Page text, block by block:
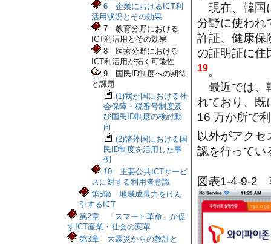
現在、韓国
分野に使われ
許証、健康保
の証明証に住
19。
最近では、
れており、既
16 万か所で
以外がアクセ
認を行ってい
図表1-4-9-2
6 企業におけるICT利
活用状況とその効果
7 教育分野における
ICT利活用とその効果
8 医療分野における
ICT利活用が拓く可能性
9 国民ID制度への期待
と課題
(1)我が国における社
会保障・税番号制度及
び国民ID制度の検討動
向
(2)諸外国における国
民ID制度を活用した事
例
10 主要公共ICTサービ
スに対する利用者意識
第5節 地域成長力をけん
引するICT
第2章 「スマート革命」が促
すICT産業・社会の変革
第3章 大震災からの教訓と